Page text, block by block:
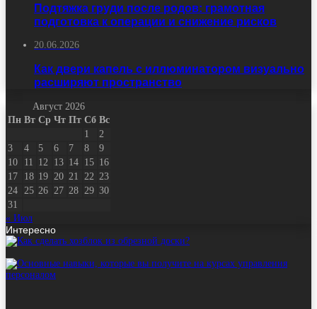
Подтяжка груди после родов: грамотная
подготовка к операции и снижение рисков
20.06.2026
Как двери капель с иллюминатором визуально
расширяют пространство
Август 2026
Пн Вт Ср Чт Пт Сб Вс
1
2
3
4 5 6 7 8
9
10
11 12 13 14 15 16
17
18 19 20 21 22 23
24
25 26 27 28 29 30
31
« Июл
Интересно